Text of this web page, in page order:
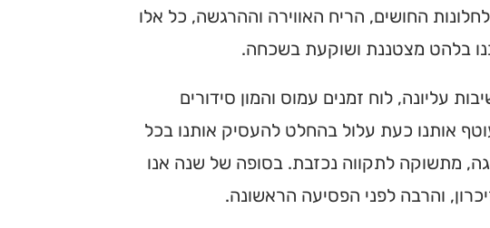
החושים, הריח האווירה וההרגשה, כל אלו
בלהט מצטננת ושוקעת בשכחה.
עליונה, לוח זמנים עמוס והמון סידורים
אותנו כעת עלול בהחלט להעסיק אותנו בכל
מתשוקה לתקווה נכזבת. בסופה של שנה אנו
והרבה לפני הפסיעה הראשונה.